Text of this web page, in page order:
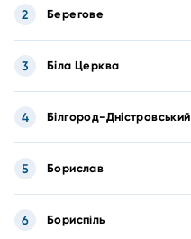
Берегове
2
Біла Церква
3
Білгород-Дністровський
4
Борислав
5
Бориспіль
6